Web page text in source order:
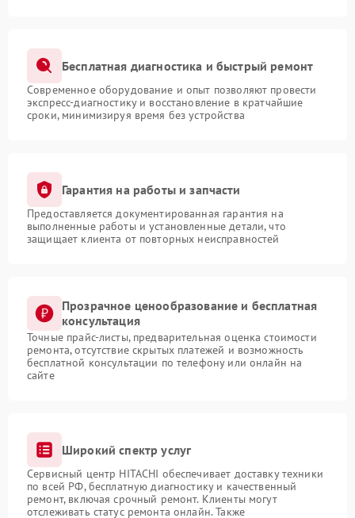
Бесплатная диагностика и быстрый ремонт
Современное оборудование и опыт позволяют провести
экспресс-диагностику и восстановление в кратчайшие
сроки, минимизируя время без устройства
Гарантия на работы и запчасти
Предоставляется документированная гарантия на
выполненные работы и установленные детали, что
защищает клиента от повторных неисправностей
Прозрачное ценообразование и бесплатная
консультация
Точные прайс-листы, предварительная оценка стоимости
ремонта, отсутствие скрытых платежей и возможность
бесплатной консультации по телефону или онлайн на
сайте
Широкий спектр услуг
Сервисный центр HITACHI обеспечивает доставку техники
по всей РФ, бесплатную диагностику и качественный
ремонт, включая срочный ремонт. Клиенты могут
отслеживать статус ремонта онлайн. Также